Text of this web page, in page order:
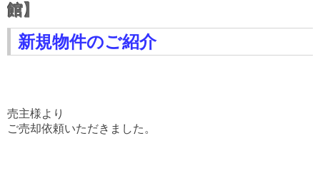
館】
新規物件のご紹介
売主様より
ご売却依頼いただきました。